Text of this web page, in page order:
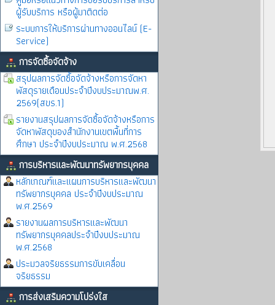
ผู้รับบริการ หรือผู้มาติดต่อ
ระบบการให้บริการผ่านทางออนไลน์ (E-
Service)
การจัดซื้อจัดจ้าง
สรุปผลการจัดซื้อจัดจ้างหรือการจัดหา
พัสดุรายเดือนประจำปีงบประมาณพ.ศ.
2569(สขร.1)
รายงานสรุปผลการจัดซื้อจัดจ้างหรือการ
จัดหาพัสดุของสำนักงานเขตพื้นที่การ
ศึกษา ประจำปีงบประมาณ พ.ศ.2568
การบริหารและพัฒนาทรัพยากรบุคคล
หลักเกณฑ์และแผนการบริหารและพัฒนา
ทรัพยากรบุคคล ประจำปีงบประมาณ
พ.ศ.2569
รายงานผลการบริหารและพัฒนา
ทรัพยากรบุคคลประจำปีงบประมาณ
พ.ศ.2568
ประมวลจริยธรรมการขับเคลื่อน
จริยธรรม
การส่งเสริมความโปร่งใส